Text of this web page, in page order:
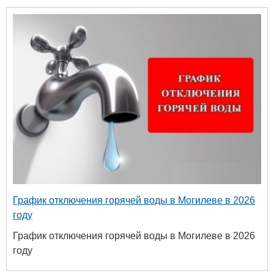
График отключения горячей воды в Могилеве в 2026
году
График отключения горячей воды в Могилеве в 2026
году